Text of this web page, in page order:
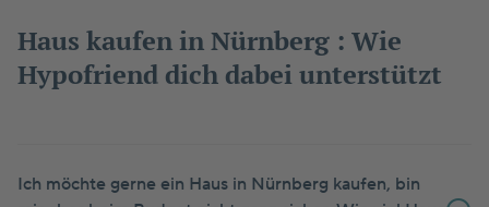
Haus kaufen in Nürnberg : Wie
Hypofriend dich dabei unterstützt
Ich möchte gerne ein Haus in Nürnberg kaufen, bin